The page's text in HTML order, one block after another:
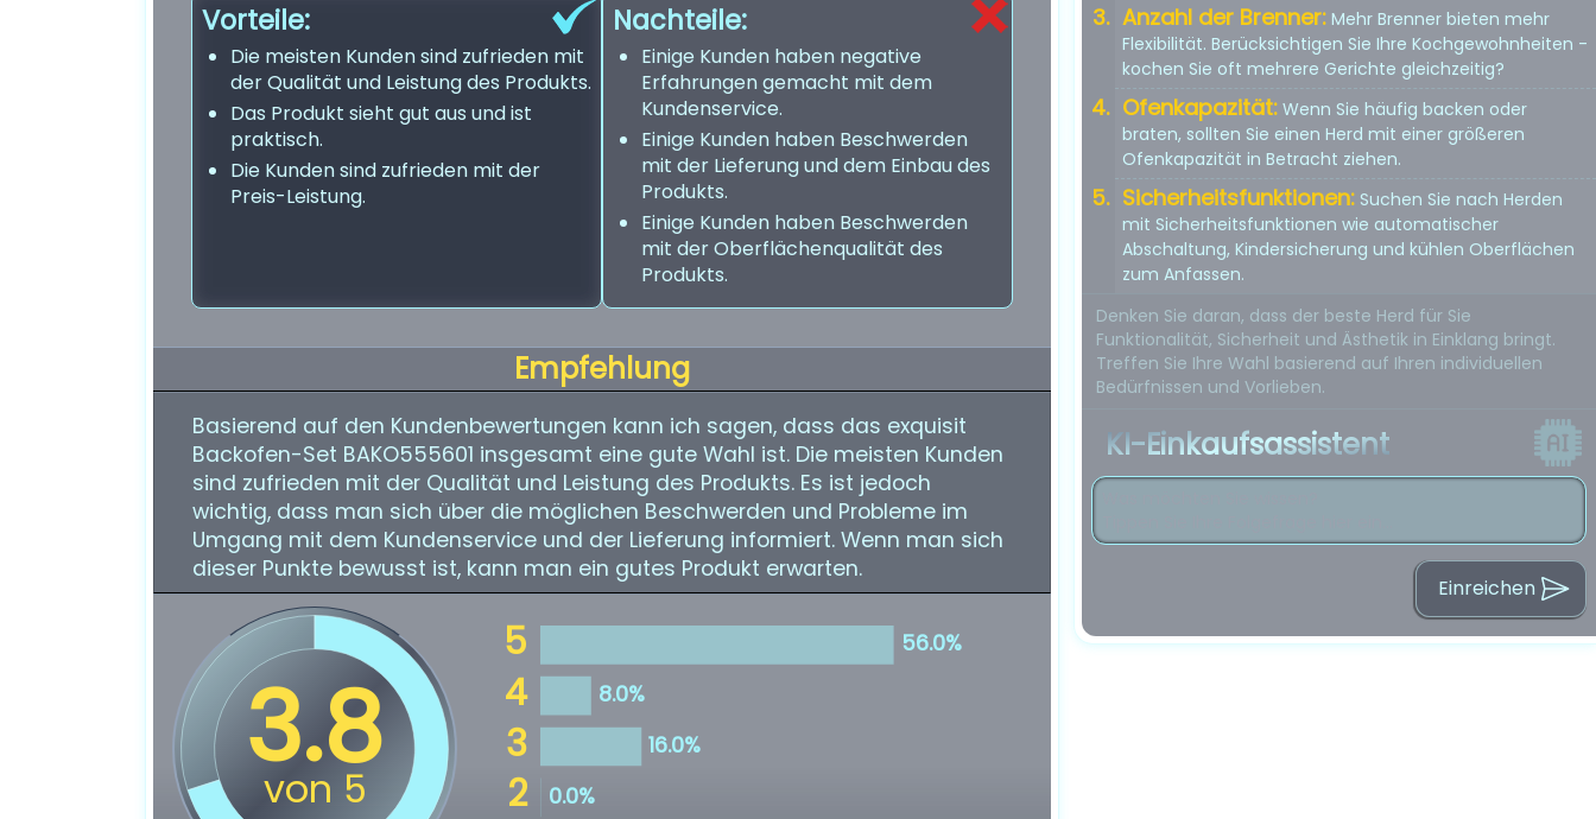
Vorteile:
Die meisten Kunden sind zufrieden mit
der Qualität und Leistung des Produkts.
Das Produkt sieht gut aus und ist
praktisch.
Die Kunden sind zufrieden mit der
Preis-Leistung.
Nachteile:
Einige Kunden haben negative
Erfahrungen gemacht mit dem
Kundenservice.
Einige Kunden haben Beschwerden
mit der Lieferung und dem Einbau des
Produkts.
Einige Kunden haben Beschwerden
mit der Oberflächenqualität des
Produkts.
Empfehlung
Basierend auf den Kundenbewertungen kann ich sagen, dass das exquisit
Backofen-Set BAKO555601 insgesamt eine gute Wahl ist. Die meisten Kunden
sind zufrieden mit der Qualität und Leistung des Produkts. Es ist jedoch
wichtig, dass man sich über die möglichen Beschwerden und Probleme im
Umgang mit dem Kundenservice und der Lieferung informiert. Wenn man sich
dieser Punkte bewusst ist, kann man ein gutes Produkt erwarten.
Anzahl der Brenner: Mehr Brenner bieten mehr
Flexibilität. Berücksichtigen Sie Ihre Kochgewohnheiten -
kochen Sie oft mehrere Gerichte gleichzeitig?
Ofenkapazität: Wenn Sie häufig backen oder
braten, sollten Sie einen Herd mit einer größeren
Ofenkapazität in Betracht ziehen.
Sicherheitsfunktionen: Suchen Sie nach Herden
mit Sicherheitsfunktionen wie automatischer
Abschaltung, Kindersicherung und kühlen Oberflächen
zum Anfassen.
Denken Sie daran, dass der beste Herd für Sie
Funktionalität, Sicherheit und Ästhetik in Einklang bringt.
Treffen Sie Ihre Wahl basierend auf Ihren individuellen
Bedürfnissen und Vorlieben.
KI-Einkaufsassistent
Einreichen